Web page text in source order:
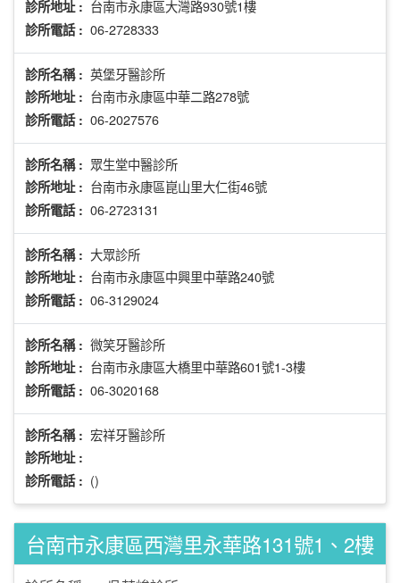
診所地址 : 台南市永康區大灣路930號1樓
診所電話 : 06-2728333
診所名稱 : 英堡牙醫診所
診所地址 : 台南市永康區中華二路278號
診所電話 : 06-2027576
診所名稱 : 眾生堂中醫診所
診所地址 : 台南市永康區崑山里大仁街46號
診所電話 : 06-2723131
診所名稱 : 大眾診所
診所地址 : 台南市永康區中興里中華路240號
診所電話 : 06-3129024
診所名稱 : 微笑牙醫診所
診所地址 : 台南市永康區大橋里中華路601號1-3樓
診所電話 : 06-3020168
診所名稱 : 宏祥牙醫診所
診所地址 :
診所電話 : ()
台南市永康區西灣里永華路131號1、2樓